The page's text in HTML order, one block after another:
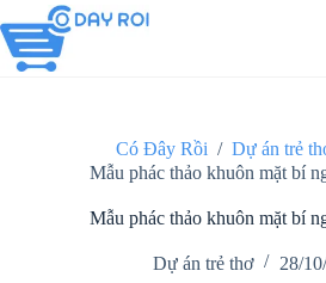
Chuyển
đến
phần
nội
Có Đây Rồi / Dự án trẻ
Mẫu phác thảo khuôn mặt bí
Mẫu phác thảo khuôn mặt bí
Dự án trẻ thơ 28/